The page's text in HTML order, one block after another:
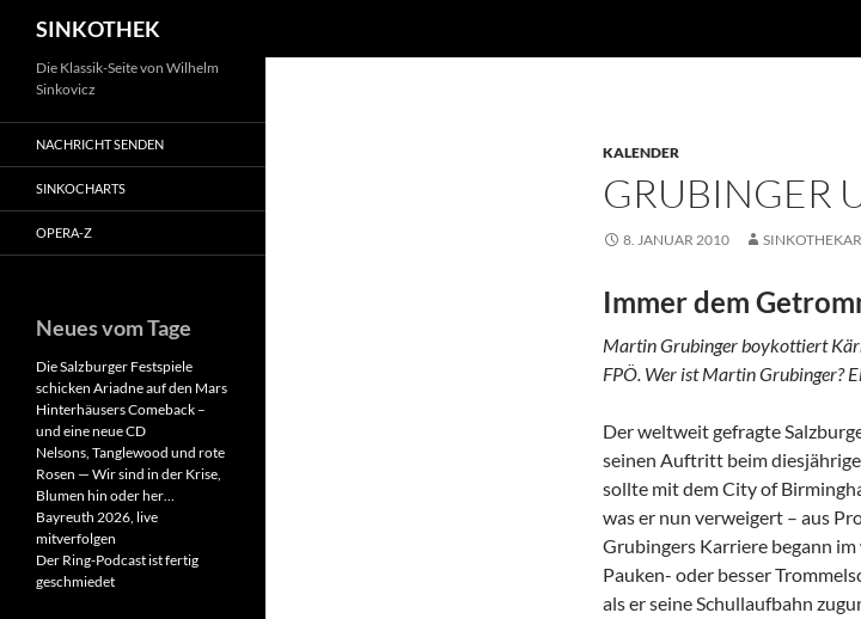
Inhalt
springen
SINKOTHEK
KALENDER
GRUBINGER
8. JANUAR 2010 SINKOTHEKAR
Immer dem
Martin Grubinger boykottiert
FPÖ. Wer ist Martin Grubinger?
Der weltweit gefragte
seinen Auftritt beim
sollte mit dem City of
was er nun verweigert – aus
Grubingers Karriere begann
Pauken- oder besser
als er seine Schullaufbahn
Die Klassik-Seite von Wilhelm
Sinkovicz
NACHRICHT SENDEN
SINKOCHARTS
OPERA-Z
Neues vom Tage
Die Salzburger Festspiele
schicken Ariadne auf den Mars
Hinterhäusers Comeback –
und eine neue CD
Nelsons, Tanglewood und rote
Rosen — Wir sind in der Krise,
Blumen hin oder her…
Bayreuth 2026, live
mitverfolgen
Der Ring-Podcast ist fertig
geschmiedet